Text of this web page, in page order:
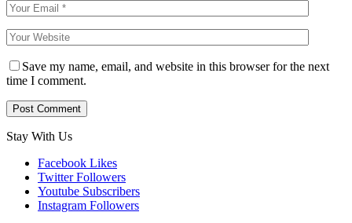
Save my name, email, and website in this browser for the next
time I comment.
Stay With Us
Facebook Likes
Twitter Followers
Youtube Subscribers
Instagram Followers